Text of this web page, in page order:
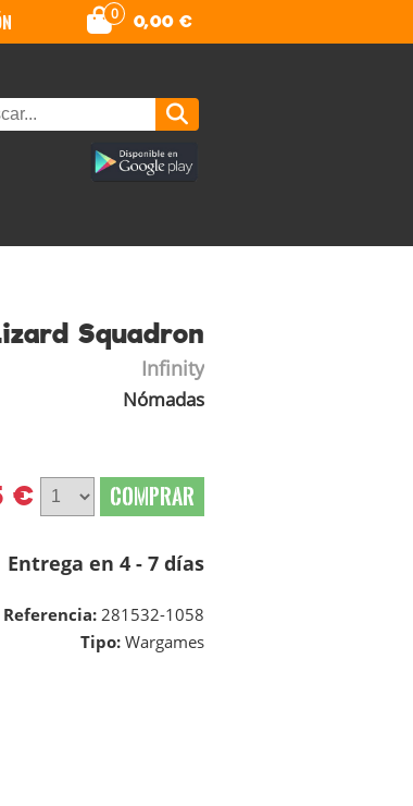
0 0,00 €
Squadron
Infinity
Nómadas
€ COMPRAR
Entrega en 4 - 7 días
Referencia: 281532-1058
Tipo: Wargames